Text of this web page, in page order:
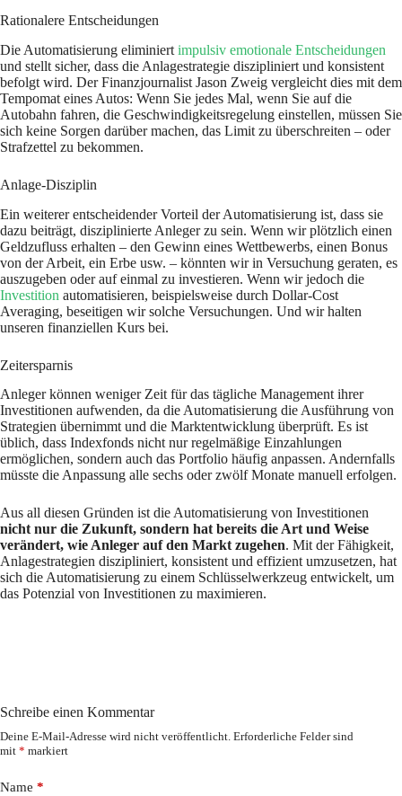
Rationalere Entscheidungen
Die Automatisierung eliminiert impulsiv emotionale Entscheidungen
und stellt sicher, dass die Anlagestrategie diszipliniert und konsistent
befolgt wird. Der Finanzjournalist Jason Zweig vergleicht dies mit dem
Tempomat eines Autos: Wenn Sie jedes Mal, wenn Sie auf die
Autobahn fahren, die Geschwindigkeitsregelung einstellen, müssen Sie
sich keine Sorgen darüber machen, das Limit zu überschreiten – oder
Strafzettel zu bekommen.
Anlage-Disziplin
Ein weiterer entscheidender Vorteil der Automatisierung ist, dass sie
dazu beiträgt, disziplinierte Anleger zu sein. Wenn wir plötzlich einen
Geldzufluss erhalten – den Gewinn eines Wettbewerbs, einen Bonus
von der Arbeit, ein Erbe usw. – könnten wir in Versuchung geraten, es
auszugeben oder auf einmal zu investieren. Wenn wir jedoch die
Investition automatisieren, beispielsweise durch Dollar-Cost
Averaging, beseitigen wir solche Versuchungen. Und wir halten
unseren finanziellen Kurs bei.
Zeitersparnis
Anleger können weniger Zeit für das tägliche Management ihrer
Investitionen aufwenden, da die Automatisierung die Ausführung von
Strategien übernimmt und die Marktentwicklung überprüft. Es ist
üblich, dass Indexfonds nicht nur regelmäßige Einzahlungen
ermöglichen, sondern auch das Portfolio häufig anpassen. Andernfalls
müsste die Anpassung alle sechs oder zwölf Monate manuell erfolgen.
Aus all diesen Gründen ist die Automatisierung von Investitionen
nicht nur die Zukunft, sondern hat bereits die Art und Weise
verändert, wie Anleger auf den Markt zugehen. Mit der Fähigkeit,
Anlagestrategien diszipliniert, konsistent und effizient umzusetzen, hat
sich die Automatisierung zu einem Schlüsselwerkzeug entwickelt, um
das Potenzial von Investitionen zu maximieren.
Schreibe einen Kommentar
Deine E-Mail-Adresse wird nicht veröffentlicht. Erforderliche Felder sind
mit * markiert
Name *